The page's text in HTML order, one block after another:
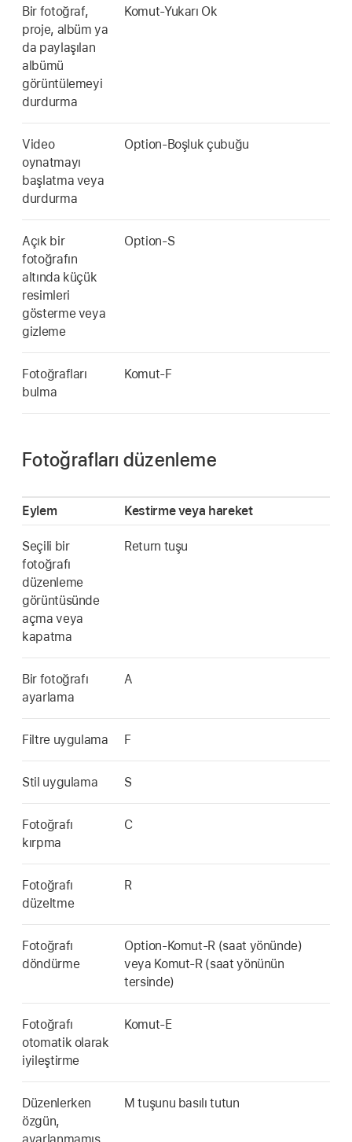
Bir fotoğraf,
proje, albüm ya
da paylaşılan
albümü
görüntülemeyi
durdurma
Komut-Yukarı Ok
Video
oynatmayı
başlatma veya
durdurma
Option-Boşluk çubuğu
Açık bir
fotoğrafın
altında küçük
resimleri
gösterme veya
gizleme
Option-S
Fotoğrafları
bulma
Komut-F
Fotoğrafları düzenleme
Eylem Kestirme veya hareket
Seçili bir
fotoğrafı
düzenleme
görüntüsünde
açma veya
kapatma
Return tuşu
Bir fotoğrafı
ayarlama
A
Filtre uygulama F
Stil uygulama S
Fotoğrafı
kırpma
C
Fotoğrafı
düzeltme
R
Fotoğrafı
döndürme
Option-Komut-R (saat yönünde)
veya Komut-R (saat yönünün
tersinde)
Fotoğrafı
otomatik olarak
iyileştirme
Komut-E
Düzenlerken
özgün,
M tuşunu basılı tutun